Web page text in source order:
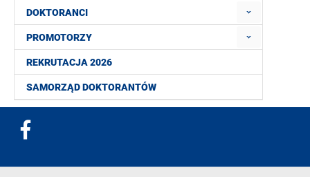
DOKTORANCI
PROMOTORZY
REKRUTACJA 2026
SAMORZĄD DOKTORANTÓW